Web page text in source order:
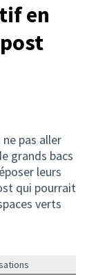
en
pas aller
grands bacs
leurs
qui pourrait
verts